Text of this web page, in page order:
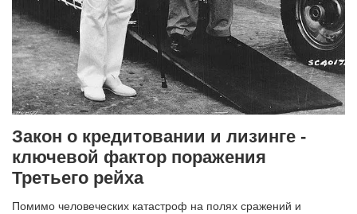
Закон о кредитовании и лизинге -
ключевой фактор поражения
Третьего рейха
Помимо человеческих катастроф на полях сражений и